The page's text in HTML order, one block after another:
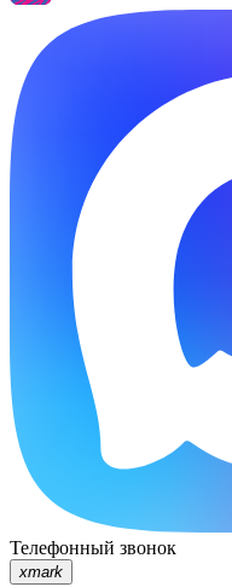
Телефонный звонок
xmark